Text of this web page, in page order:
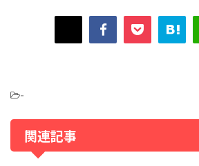
-
関連記事